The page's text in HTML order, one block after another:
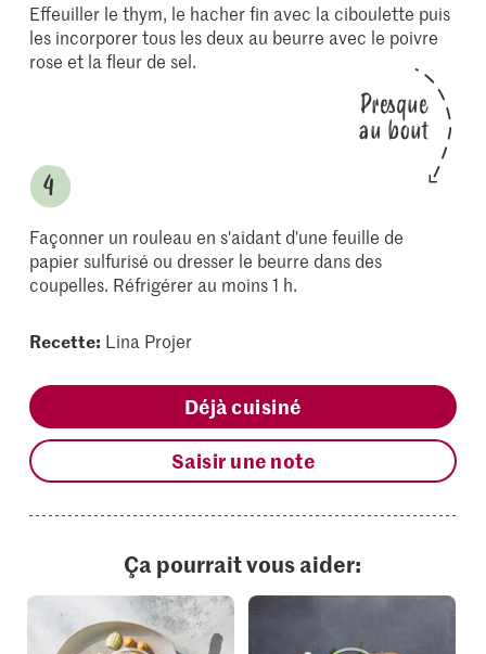
Effeuiller le thym, le hacher fin avec la ciboulette puis
les incorporer tous les deux au beurre avec le poivre
rose et la fleur de sel.
Presque
au bout
Façonner un rouleau en s'aidant d'une feuille de
papier sulfurisé ou dresser le beurre dans des
coupelles. Réfrigérer au moins 1 h.
Recette: Lina Projer
Déjà cuisiné
Saisir une note
Ça pourrait vous aider: